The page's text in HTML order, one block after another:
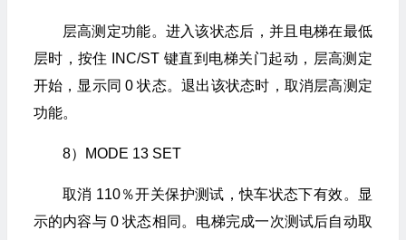
层高测定功能。进入该状态后，并且电梯在最低
层时，按住 INC/ST 键直到电梯关门起动，层高测定
开始，显示同 0 状态。退出该状态时，取消层高测定
功能。
8）MODE 13 SET
取消 110％开关保护测试，快车状态下有效。显
示的内容与 0 状态相同。电梯完成一次测试后自动取